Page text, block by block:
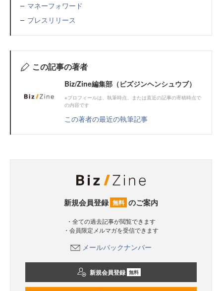
マネーフォワード
プレスリリース
この記事の著者
Biz/Zine編集部（ビズジンヘンシュウブ）
※プロフィールは、執筆時点、または直近の記事の寄稿時点で
の内容です
この著者の最近の執筆記事
新規会員登録 無料 のご案内
・全ての過去記事が閲覧できます
・会員限定メルマガを受信できます
メールバックナンバー
新規会員登録 無料